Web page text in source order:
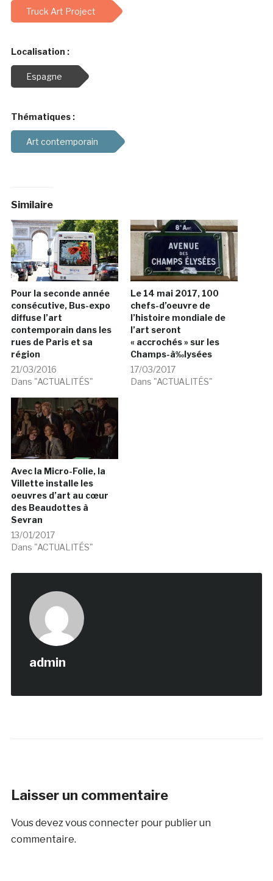
Truck Art Project
Localisation :
Espagne
Thématiques :
Art contemporain
Similaire
Pour la seconde année
consécutive, Bus-expo
diffuse l’art
contemporain dans les
rues de Paris et sa
région
21/03/2016
Dans "ACTUALITÉS"
Le 14 mai 2017, 100
chefs-d’oeuvre de
l’histoire mondiale de
l’art seront
« accrochés » sur les
Champs-à‰lysées
17/03/2017
Dans "ACTUALITÉS"
Avec la Micro-Folie, la
Villette installe les
oeuvres d’art au cœur
des Beaudottes à
Sevran
13/01/2017
Dans "ACTUALITÉS"
admin
Laisser un commentaire
Vous devez vous connecterpour publier un
commentaire.